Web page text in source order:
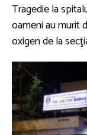
Tragedie la
oameni au murit
oxigen de la